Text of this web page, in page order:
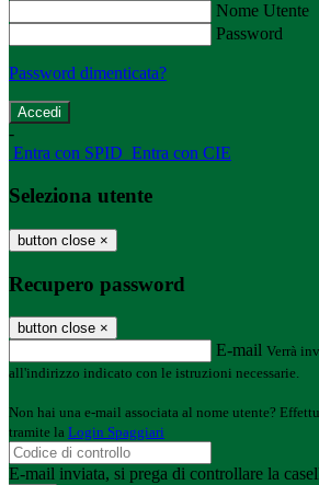
Nome Utente
Password
Password dimenticata?
-
Entra con SPID Entra con CIE
Seleziona utente
button close ×
Recupero password
button close ×
E-mail Verrà
all'indirizzo indicato con le istruzioni necessarie.
Non hai una e-mail associata al nome utente?
tramite la Login Spaggiari
E-mail inviata, si prega di controllare la